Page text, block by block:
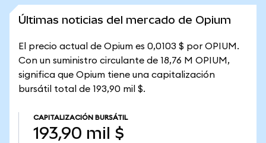
Últimas noticias del mercado de Opium
El precio actual de Opium es 0,0103 $ por OPIUM.
Con un suministro circulante de 18,76 M OPIUM,
significa que Opium tiene una capitalización
bursátil total de 193,90 mil $.
CAPITALIZACIÓN BURSÁTIL
193,90 mil $